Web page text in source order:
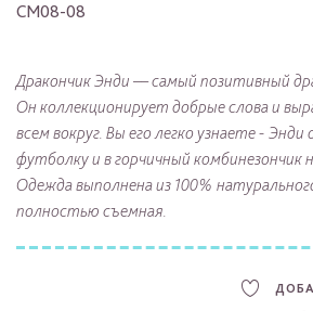
CM08-08
Дракончик Энди –– самый позитивный
Он коллекционирует добрые слова и
всем вокруг. Вы его легко узнаете -
футболку и в горчичный комбинезончик
Одежда выполнена из 100%
полностью съемная.